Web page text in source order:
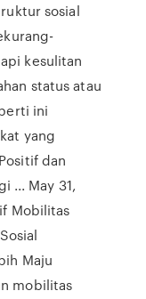
sosial
kesulitan
status atau
ini
yang
dan
... May 31,
Mobilitas
Maju
mobilitas